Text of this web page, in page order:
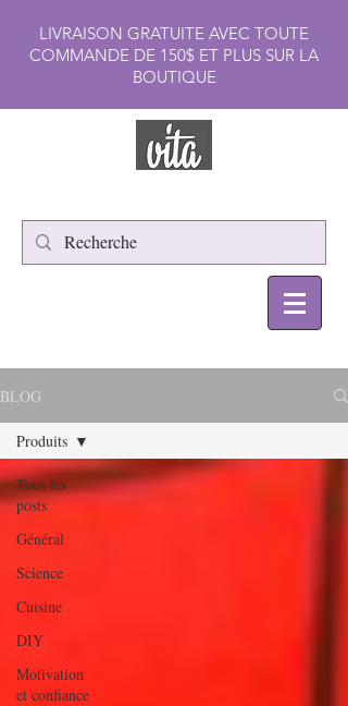
LIVRAISON GRATUITE AVEC TOUTE
COMMANDE DE 150$ ET PLUS SUR LA
BOUTIQUE
BLOG
Tous les
posts
Général
Science
Cuisine
DIY
Motivation
et confiance
Produits